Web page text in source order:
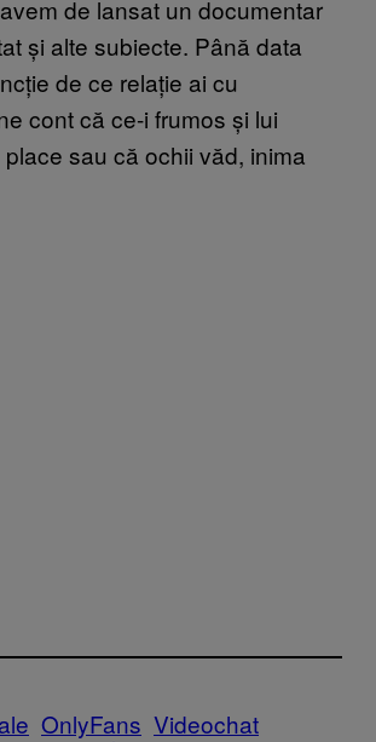
de lansat un documentar
și alte subiecte. Până data
de ce relație ai cu
cont că ce-i frumos și lui
sau că ochii văd, inima
OnlyFans Videochat